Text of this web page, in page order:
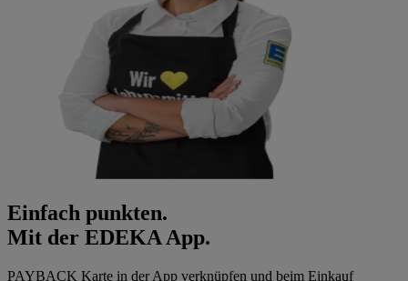
Einfach punkten.
Mit der EDEKA App.
PAYBACK Karte in der App verknüpfen und beim Einkauf